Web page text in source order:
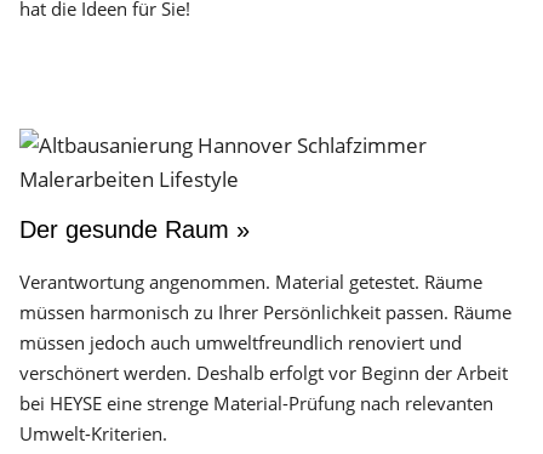
hat die Ideen für Sie!
Der gesunde Raum »
Verantwortung angenommen. Material getestet. Räume
müssen harmonisch zu Ihrer Persönlichkeit passen. Räume
müssen jedoch auch umweltfreundlich renoviert und
verschönert werden. Deshalb erfolgt vor Beginn der Arbeit
bei HEYSE eine strenge Material-Prüfung nach relevanten
Umwelt-Kriterien.